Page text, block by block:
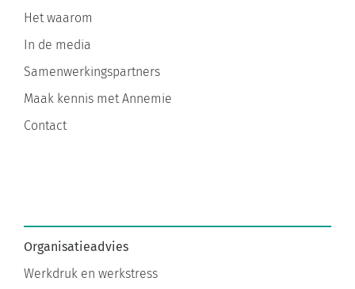
Het waarom
In de media
Samenwerkingspartners
Maak kennis met Annemie
Contact
Organisatieadvies
Werkdruk en werkstress